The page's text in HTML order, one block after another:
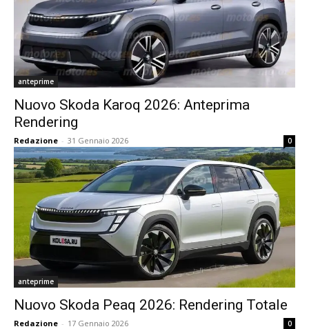
anteprime
Nuovo Skoda Karoq 2026: Anteprima
Rendering
Redazione - 31 Gennaio 2026 0
anteprime
Nuovo Skoda Peaq 2026: Rendering Totale
Redazione - 17 Gennaio 2026 0